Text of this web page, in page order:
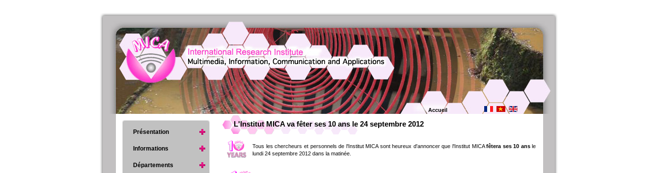
Accueil
L'Institut MICA va fêter ses 10 ans le 24 septembre 2012
Tous les chercheurs et personnels de l'Institut MICA sont heureux d'annoncer que l'Institut MICAfêtera ses 10 ansle
lundi 24 septembre 2012 dans la matinée.
Présentation
Informations
Départements